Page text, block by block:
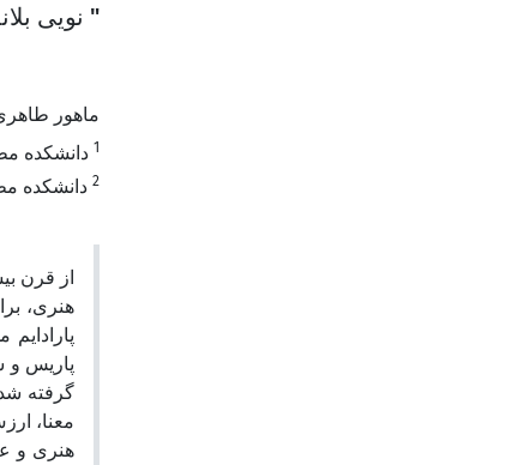
" نویی
ماهور
1 دانشکده
2 دانشکده
از قرن
هنری،
پاریس و
گرفته
معنا،
هنری و